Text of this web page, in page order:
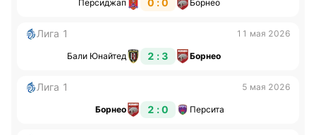
Персиджап 0 : 0 Борнео
Лига 1 11 мая 2026
Бали Юнайтед 2 : 3 Борнео
Лига 1 5 мая 2026
Борнео 2 : 0 Персита